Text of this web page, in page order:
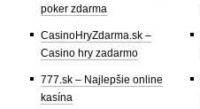
poker zdarma
CasinoHryZdarma.sk –
Casino hry zadarmo
777.sk – Najlepšie online
kasína